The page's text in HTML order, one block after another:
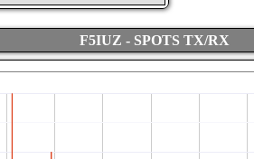
F5IUZ - SPOTS TX/RX